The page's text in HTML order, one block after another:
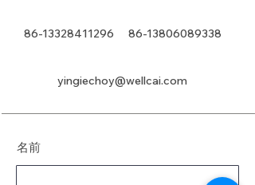
86-13328411296 86-13806089338
yingiechoy@wellcai.com
名前